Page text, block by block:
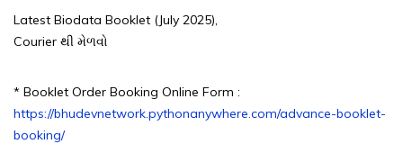
Latest Biodata Booklet (July 2025),
Courier થી મેળવો
* Booklet Order Booking Online Form :
https://bhudevnetwork.pythonanywhere.com/advance-booklet-
booking/